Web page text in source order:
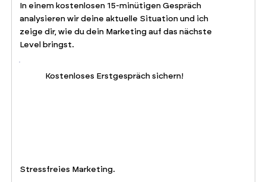
In einem kostenlosen 15-minütigen Gespräch
analysieren wir deine aktuelle Situation und ich
zeige dir, wie du dein Marketing auf das nächste
Level bringst.
Kostenloses Erstgespräch sichern!
Stressfreies Marketing.